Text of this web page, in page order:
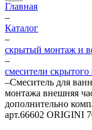
Главная
–
Каталог
–
скрытый монтаж и
–
смесители
–Смеситель для
монтажа внешняя
дополнительно
арт.66602 ORIGINI